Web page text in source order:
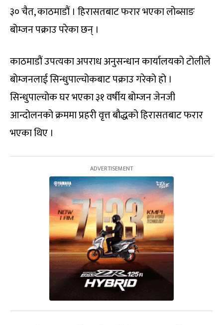
३० चैत, काठमाडौं । हिरासतबाट फरार भएका लोब्साङ
बोम्जन पक्राउ परेका छन् ।
काठमाडौं उपत्यका अपराध अनुसन्धान कार्यालयको टोलीले
बोम्जनलाई सिन्धुपाल्चोकबाट पक्राउ गरेको हो ।
सिन्धुपाल्चोक घर भएका ३१ वर्षीय बोम्जन जेनजी
आन्दोलनको क्रममा प्रहरी वृत्त बौद्धको हिरासतबाट फरार
भएका थिए ।